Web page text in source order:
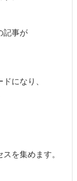
記事が
になり、
を集めます。